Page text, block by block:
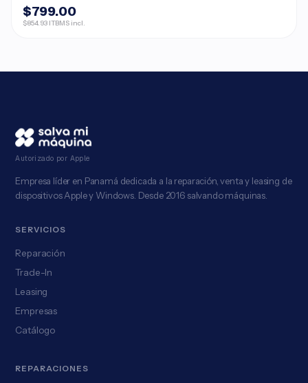
$799.00
$854.93 ITBMS incl.
Autorizado por Apple
Empresa líder en Panamá dedicada a la reparación, venta y leasing de
dispositivos Apple y Windows. Desde 2016 salvando máquinas.
SERVICIOS
Reparación
Trade-In
Leasing
Empresas
Catálogo
REPARACIONES